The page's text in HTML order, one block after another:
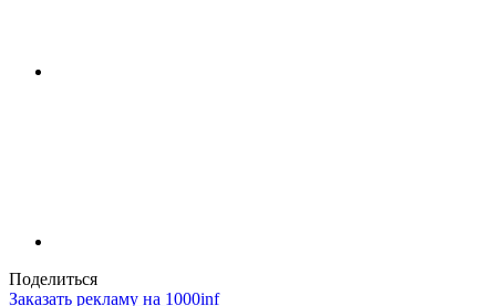
Поделиться
Заказать рекламу на 1000inf